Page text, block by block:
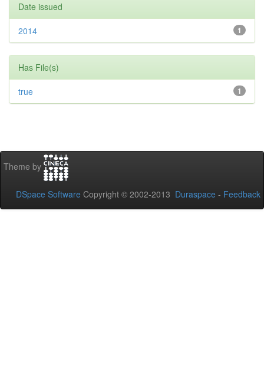
Date issued
1
2014
Has File(s)
1
true
Theme by
DSpace Software Copyright © 2002-2013 Duraspace - Feedback